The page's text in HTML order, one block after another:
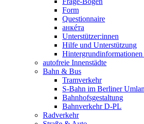
Form
Questionnaire
анкéта
Unterstützer:innen
Hilfe und Unterstützung
autofreie Innenstädte
Bahn & Bus
Tramverkehr
S-Bahn im Berliner
Bahnhofsgestaltung
Bahnverkehr D-PL
Radverkehr